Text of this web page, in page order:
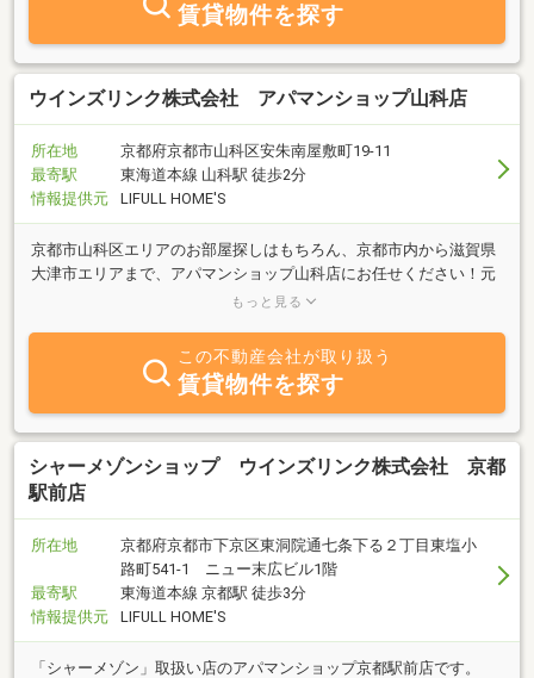
賃貸物件を探す
ウインズリンク株式会社 アパマンショップ山科店
所在地
京都府京都市山科区安朱南屋敷町19-11
最寄駅
東海道本線 山科駅 徒歩2分
情報提供元
LIFULL HOME'S
京都市山科区エリアのお部屋探しはもちろん、京都市内から滋賀県
大津市エリアまで、アパマンショップ山科店にお任せください！元
気な営業社員がとことんお付き合いし、あなたにぴったりのお部屋
もっと見る
この不動産会社が取り扱う
賃貸物件を探す
シャーメゾンショップ ウインズリンク株式会社 京都
駅前店
所在地
京都府京都市下京区東洞院通七条下る２丁目東塩小
路町541-1 ニュー末広ビル1階
最寄駅
東海道本線 京都駅 徒歩3分
情報提供元
LIFULL HOME'S
「シャーメゾン」取扱い店のアパマンショップ京都駅前店です。